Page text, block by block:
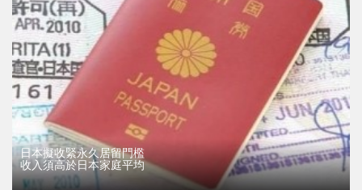
日本擬收緊永久居留門檻
收入須高於日本家庭平均